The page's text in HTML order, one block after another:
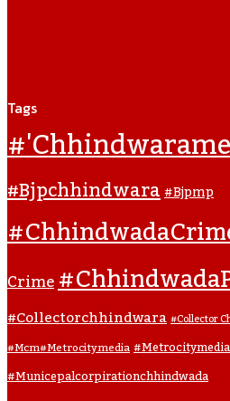
Tags
#bjpchhindwara#bjpmp
Crime
#collectorchhindwara#collector
#mcm#metrocitymedia#metrocitymedia
#municepalcorpirationchhindwada